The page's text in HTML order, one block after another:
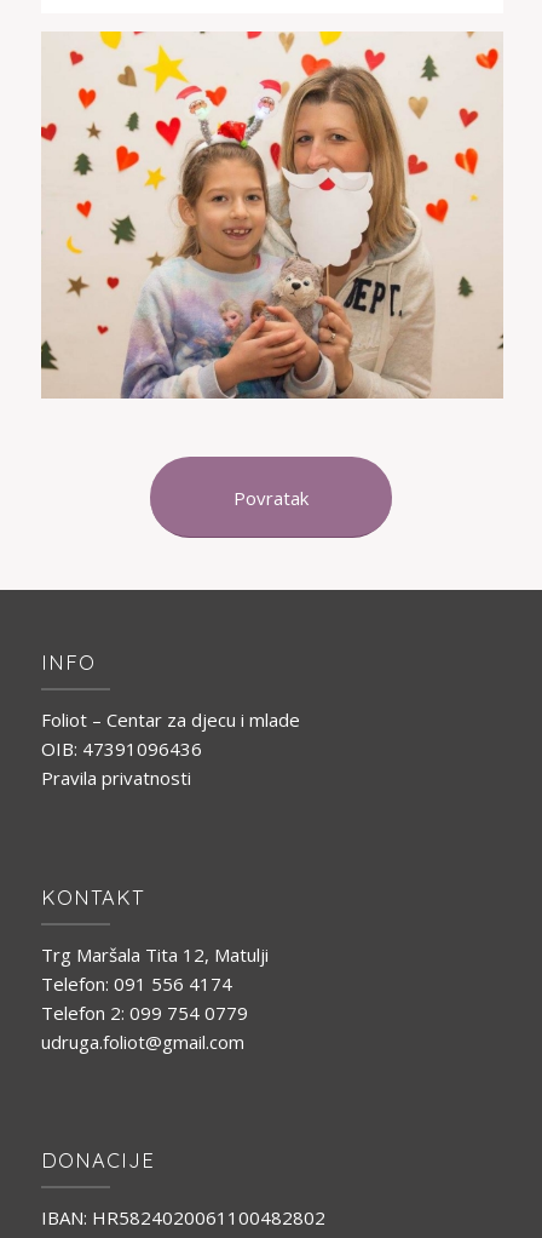
Povratak
INFO
Foliot – Centar za djecu i mlade
OIB: 47391096436
Pravila privatnosti
KONTAKT
Trg Maršala Tita 12, Matulji
Telefon: 091 556 4174
Telefon 2: 099 754 0779
udruga.foliot@gmail.com
DONACIJE
IBAN: HR5824020061100482802